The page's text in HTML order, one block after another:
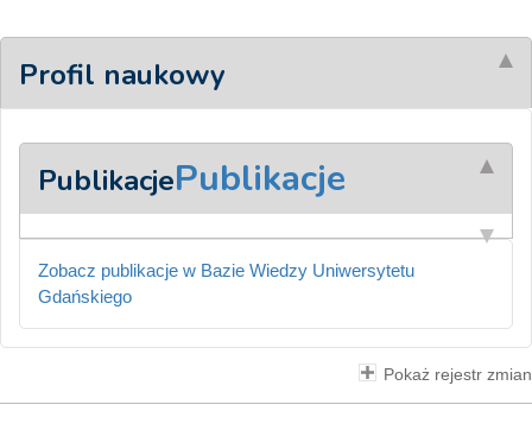
Profil naukowy
PublikacjePublikacje
Zobacz publikacje w Bazie Wiedzy Uniwersytetu
Gdańskiego
Pokaż rejestr zmian